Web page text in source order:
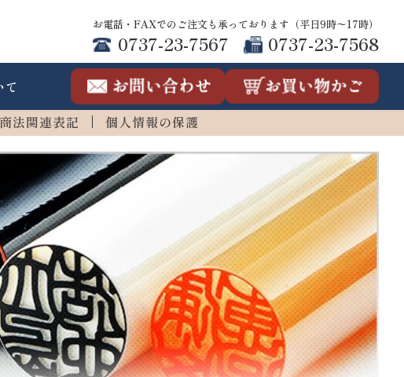
お電話・FAXでのご注文も承っております（平日9時〜17時）
0737-23-7567 0737-23-7568
て
法関連表記 個人情報の保護